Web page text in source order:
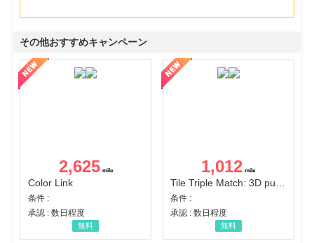
その他おすすめキャンペーン
2,625
Color Link
条件 :
承認 : 数日程度
無料
1,012
Tile Triple Match: 3D puzzle
条件 :
承認 : 数日程度
無料